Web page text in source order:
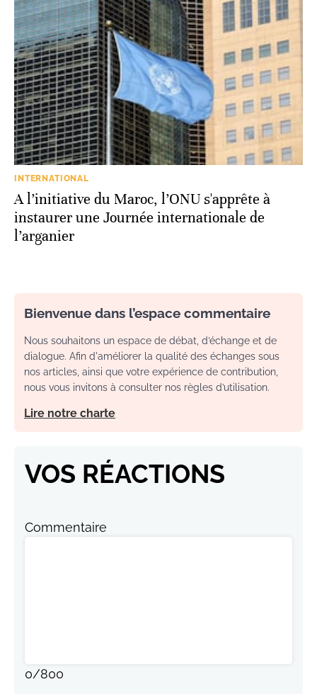
INTERNATIONAL
A l’initiative du Maroc, l’ONU s'apprête à
instaurer une Journée internationale de
l’arganier
Bienvenue dans l’espace commentaire
Nous souhaitons un espace de débat, d’échange et de
dialogue. Afin d'améliorer la qualité des échanges sous
nos articles, ainsi que votre expérience de contribution,
nous vous invitons à consulter nos règles d’utilisation.
Lire notre charte
VOS RÉACTIONS
Commentaire
0/800